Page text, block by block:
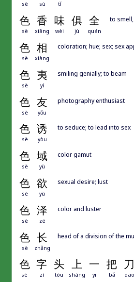
sè sù tǐ
色 香 味 俱 全
sè xiāng wèi jù quán
to
色 相
sè xiàng
coloration; hue; sex; sex
色 夷
sè yí
smiling genially; to beam
色 友
sè yǒu
photography enthusiast
色 诱
sè yòu
to seduce; to lead into sex
色 域
sè yù
color gamut
色 欲
sè yù
sexual desire; lust
色 泽
sè zé
color and luster
色 长
sè zhǎng
head of a division of the
色 字 头 上 一 把 刀
sè zì tóu shàng yī bǎ dāo